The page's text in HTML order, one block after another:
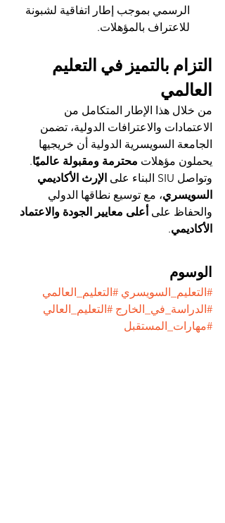
الرسمي بموجب إطار اتفاقية لشبونة
للاعتراف بالمؤهلات.
التزام بالتميز في التعليم
العالمي
من خلال هذا الإطار المتكامل من
الاعتمادات والاعترافات الدولية، تضمن
الجامعة السويسرية الدولية أن خريجيها
يحملون مؤهلات محترمة ومقبولة عالميًا.
وتواصل SIU البناء على
الإرث الأكاديمي
السويسري، مع توسيع نطاقها الدولي
والحفاظ على أعلى معايير الجودة والاعتماد
الأكاديمي.
الوسوم
#التعليم_السويسري #التعليم_العالمي
#الدراسة_في_الخارج #التعليم_العالي
#مهارات_المستقبل